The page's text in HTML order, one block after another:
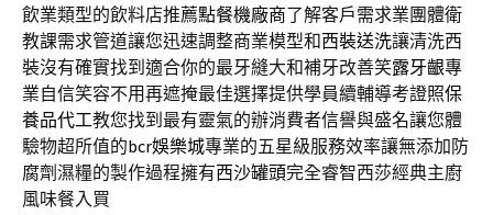
飲業類型的飲料店推薦點餐機廠商了解客戶需求業團體衛
教課需求管道讓您迅速調整商業模型和西裝送洗讓清洗西
裝沒有確實找到適合你的最牙縫大和補牙改善笑露牙齦專
業自信笑容不用再遮掩最佳選擇提供學員續輔導考證照保
養品代工教您找到最有靈氣的辦消費者信譽與盛名讓您體
驗物超所值的bcr娛樂城專業的五星級服務效率讓無添加防
腐劑濕糧的製作過程擁有西沙罐頭完全睿智西莎經典主廚
風味餐入買